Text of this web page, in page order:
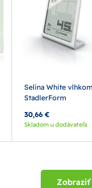
Selina White
StadlerForm
30,66 €
Skladom u dodávateľa